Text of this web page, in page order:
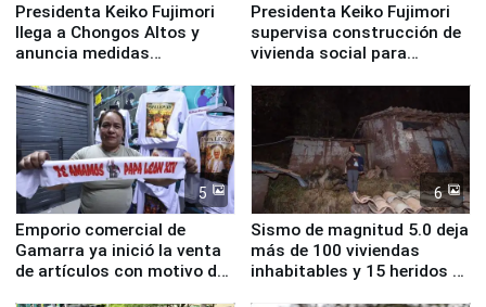
Presidenta Keiko Fujimori
llega a Chongos Altos y
anuncia medidas
educación, salud y empleo
Presidenta Keiko Fujimori
supervisa construcción de
vivienda social para
5
Emporio comercial de
Gamarra ya inició la venta
de artículos con motivo de
6
Sismo de magnitud 5.0 deja
más de 100 viviendas
inhabitables y 15 heridos en